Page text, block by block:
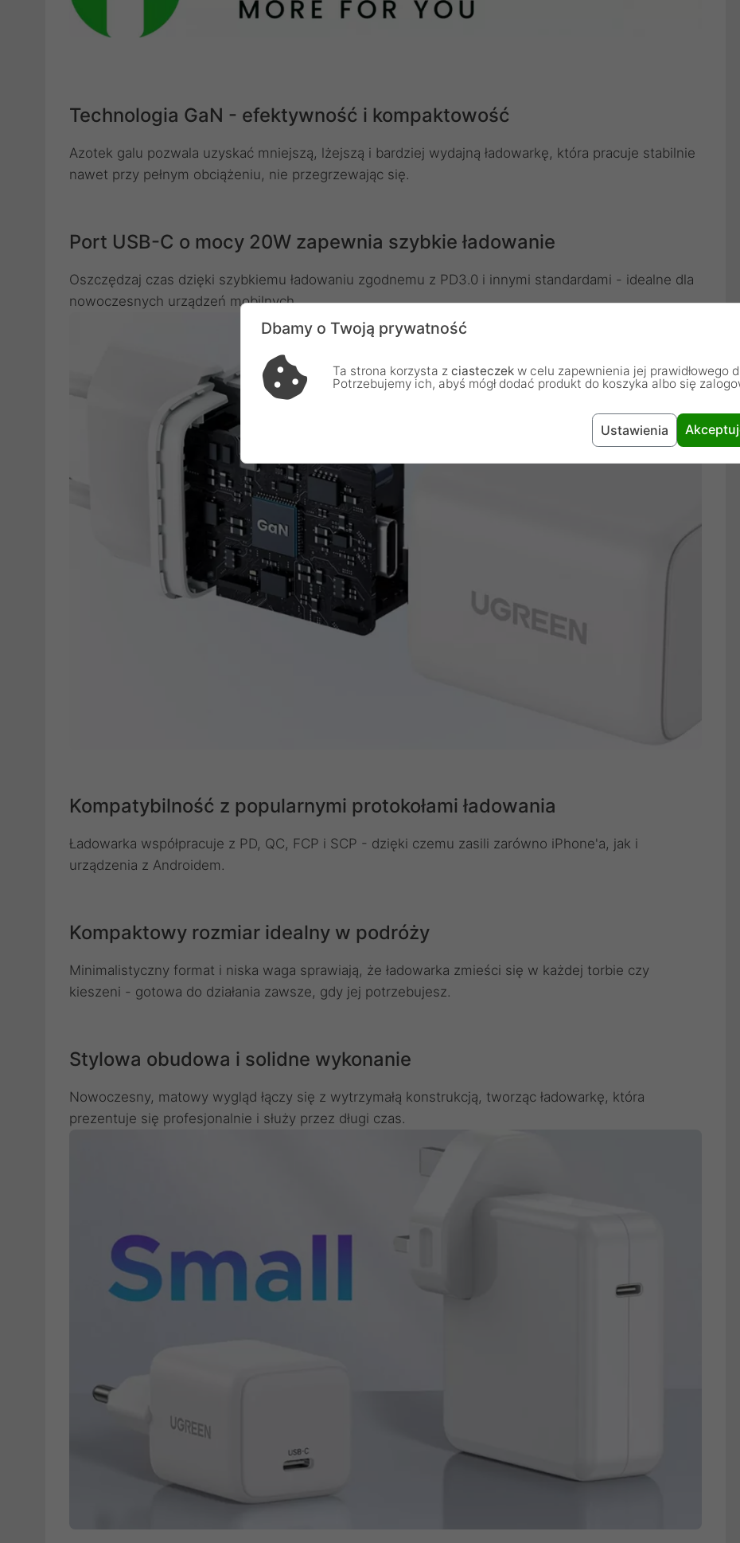
Technologia GaN - efektywność i kompaktowość
Azotek galu pozwala uzyskać mniejszą, lżejszą i bardziej wydajną ładowarkę, która pracuje stabilnie
nawet przy pełnym obciążeniu, nie przegrzewając się.
Port USB-C o mocy 20W zapewnia szybkie ładowanie
Oszczędzaj czas dzięki szybkiemu ładowaniu zgodnemu z PD3.0 i innymi standardami - idealne dla
nowoczesnych urządzeń mobilnych.
Kompatybilność z popularnymi protokołami ładowania
Ładowarka współpracuje z PD, QC, FCP i SCP - dzięki czemu zasili zarówno iPhone'a, jak i
urządzenia z Androidem.
Kompaktowy rozmiar idealny w podróży
Minimalistyczny format i niska waga sprawiają, że ładowarka zmieści się w każdej torbie czy
kieszeni - gotowa do działania zawsze, gdy jej potrzebujesz.
Stylowa obudowa i solidne wykonanie
Nowoczesny, matowy wygląd łączy się z wytrzymałą konstrukcją, tworząc ładowarkę, która
prezentuje się profesjonalnie i służy przez długi czas.
Dbamy o Twoją prywatność
Ta strona korzysta z ciasteczek w celu zapewnienia jej prawidłowego
Potrzebujemy ich, abyś mógł dodać produkt do koszyka albo się
Ustawienia